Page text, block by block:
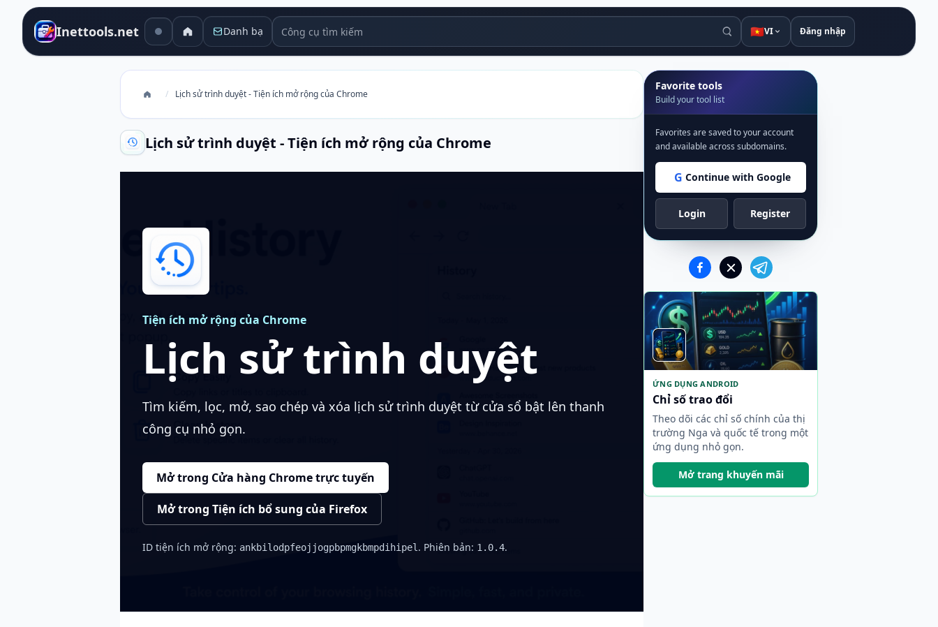
Inettools.net Danh bạ Công cụ tìm kiếm 🇻🇳VI Đăng nhập
/ Lịch sử trình duyệt - Tiện ích mở rộng của Chrome
Lịch sử trình duyệt - Tiện ích mở rộng của Chrome
Tiện ích mở rộng của Chrome
Lịch sử trình duyệt
Tìm kiếm, lọc, mở, sao chép và xóa lịch sử trình duyệt từ cửa sổ bật lên thanh
công cụ nhỏ gọn.
Mở trong Cửa hàng Chrome trực tuyến
Mở trong Tiện ích bổ sung của Firefox
ID tiện ích mở rộng: ankbilodpfeojjogpbpmgkbmpdihipel . Phiên bản: 1.0.4.
Favorite tools
Build your tool list
Favorites are saved to your account
and available across subdomains.
G Continue with Google
Login Register
ỨNG DỤNG ANDROID
Chỉ số trao đổi
Theo dõi các chỉ số chính của thị
trường Nga và quốc tế trong một
ứng dụng nhỏ gọn.
Mở trang khuyến mãi